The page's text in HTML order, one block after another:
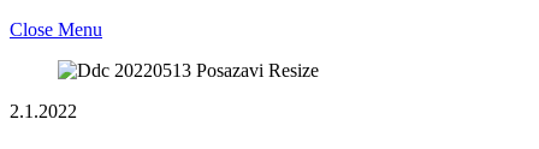
Close Menu
2.1.2022